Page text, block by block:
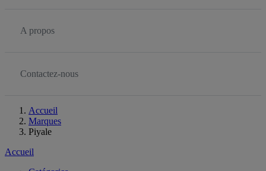
A propos
Contactez-nous
Accueil
Marques
Piyale
Accueil